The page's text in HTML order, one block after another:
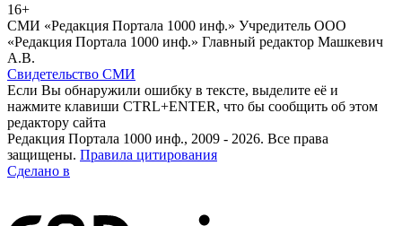
16+
СМИ «Редакция Портала 1000 инф.» Учредитель ООО
«Редакция Портала 1000 инф.» Главный редактор Машкевич
А.В.
Свидетельство СМИ
Если Вы обнаружили ошибку в тексте, выделите её и
нажмите клавиши CTRL+ENTER, что бы сообщить об этом
редактору сайта
Редакция Портала 1000 инф., 2009 - 2026. Все права
защищены. Правила цитирования
Сделано в